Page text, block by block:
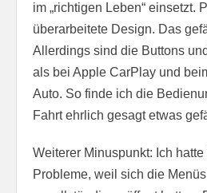
im „richtigen Leben“ einsetzt.
überarbeitete Design. Das
Allerdings sind die Buttons
als bei Apple CarPlay und
Auto. So finde ich die
Fahrt ehrlich gesagt etwas
Weiterer Minuspunkt: Ich
Probleme, weil sich die